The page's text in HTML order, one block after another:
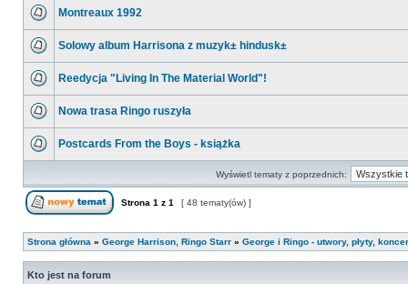
Montreaux 1992
Solowy album Harrisona z muzyk± hindusk±
Reedycja "Living In The Material World"!
Nowa trasa Ringo ruszyła
Postcards From the Boys - książka
Wyświetl tematy z poprzednich:
Strona 1 z 1 [ 48 tematy(ów) ]
Strona główna » George Harrison, Ringo Starr » George i Ringo - utwory, płyty,
Kto jest na forum